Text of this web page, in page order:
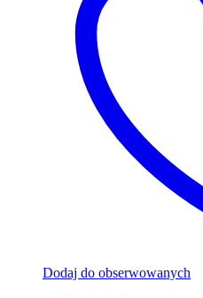
Dodaj do obserwowanych